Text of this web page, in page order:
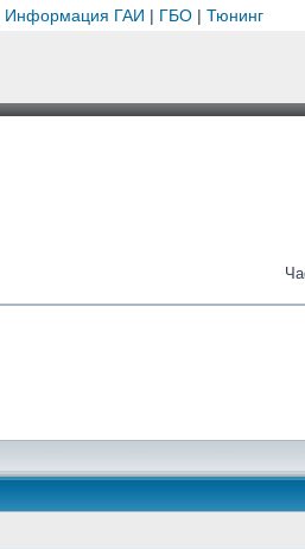
Информация ГАИ | ГБО| Тюнинг